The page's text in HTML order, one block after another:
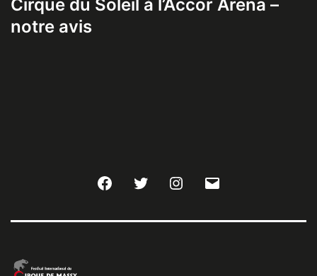
Cirque du Soleil à l’Accor Arena –
notre avis
FacebookTwitter Instagram